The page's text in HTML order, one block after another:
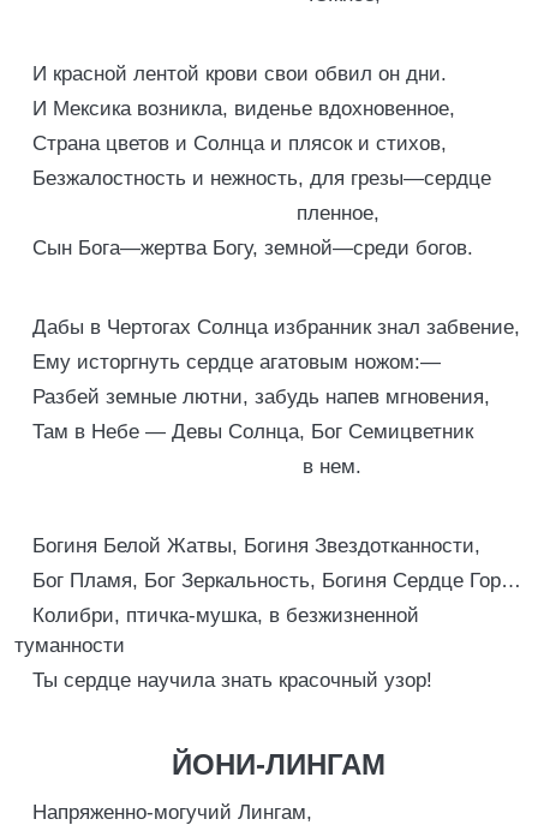
И красной лентой крови свои обвил он дни.
И Мексика возникла, виденье вдохновенное,
Страна цветов и Солнца и плясок и стихов,
Безжалостность и нежность, для грезы—сердце
пленное,
Сын Бога—жертва Богу, земной—среди богов.
Дабы в Чертогах Солнца избранник знал забвение,
Ему исторгнуть сердце агатовым ножом:—
Разбей земные лютни, забудь напев мгновения,
Там в Небе — Девы Солнца, Бог Семицветник
в нем.
Богиня Белой Жатвы, Богиня Звездотканности,
Бог Пламя, Бог Зеркальность, Богиня Сердце Гор…
Колибри, птичка-мушка, в безжизненной
туманности
Ты сердце научила знать красочный узор!
ЙОНИ-ЛИНГАМ
Напряженно-могучий Лингам,